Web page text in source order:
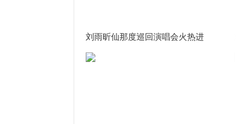
刘雨昕仙那度巡回演唱会火热进